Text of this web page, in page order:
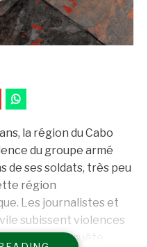
la région du Cabo
du groupe armé
de ses soldats, très peu
région
Les journalistes et
subissent violences
de l’enquête